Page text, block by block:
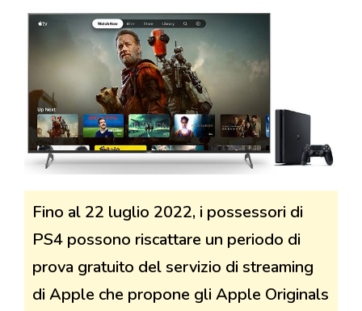
Fino al 22 luglio 2022, i possessori di
PS4 possono riscattare un periodo di
prova gratuito del servizio di streaming
di Apple che propone gli Apple Originals